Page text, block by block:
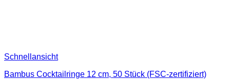
Schnellansicht
Bambus Cocktailringe 12 cm, 50 Stück (FSC-zertifiziert)